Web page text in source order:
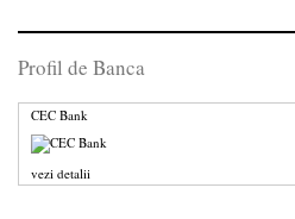
Profil de Banca
CEC Bank
vezi detalii